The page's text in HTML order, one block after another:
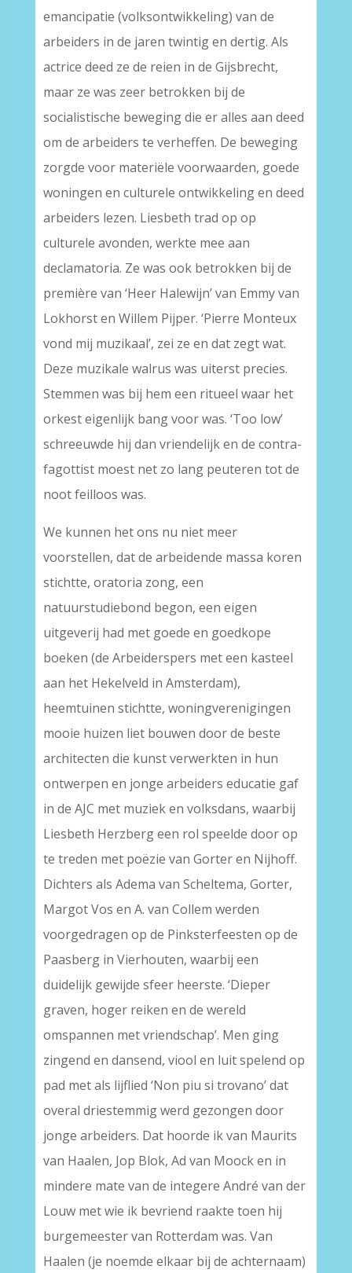
emancipatie (volksontwikkeling) van de
arbeiders in de jaren twintig en dertig. Als
actrice deed ze de reien in de Gijsbrecht,
maar ze was zeer betrokken bij de
socialistische beweging die er alles aan deed
om de arbeiders te verheffen. De beweging
zorgde voor materiële voorwaarden, goede
woningen en culturele ontwikkeling en deed
arbeiders lezen. Liesbeth trad op op
culturele avonden, werkte mee aan
declamatoria. Ze was ook betrokken bij de
première van ‘Heer Halewijn’ van Emmy van
Lokhorst en Willem Pijper. ‘Pierre Monteux
vond mij muzikaal’, zei ze en dat zegt wat.
Deze muzikale walrus was uiterst precies.
Stemmen was bij hem een ritueel waar het
orkest eigenlijk bang voor was. ‘Too low’
schreeuwde hij dan vriendelijk en de contra-
fagottist moest net zo lang peuteren tot de
noot feilloos was.
We kunnen het ons nu niet meer
voorstellen, dat de arbeidende massa koren
stichtte, oratoria zong, een
natuurstudiebond begon, een eigen
uitgeverij had met goede en goedkope
boeken (de Arbeiderspers met een kasteel
aan het Hekelveld in Amsterdam),
heemtuinen stichtte, woningverenigingen
mooie huizen liet bouwen door de beste
architecten die kunst verwerkten in hun
ontwerpen en jonge arbeiders educatie gaf
in de AJC met muziek en volksdans, waarbij
Liesbeth Herzberg een rol speelde door op
te treden met poëzie van Gorter en Nijhoff.
Dichters als Adema van Scheltema, Gorter,
Margot Vos en A. van Collem werden
voorgedragen op de Pinksterfeesten op de
Paasberg in Vierhouten, waarbij een
duidelijk gewijde sfeer heerste. ‘Dieper
graven, hoger reiken en de wereld
omspannen met vriendschap’. Men ging
zingend en dansend, viool en luit spelend op
pad met als lijflied ‘Non piu si trovano’ dat
overal driestemmig werd gezongen door
jonge arbeiders. Dat hoorde ik van Maurits
van Haalen, Jop Blok, Ad van Moock en in
mindere mate van de integere André van der
Louw met wie ik bevriend raakte toen hij
burgemeester van Rotterdam was. Van
Haalen (je noemde elkaar bij de achternaam)